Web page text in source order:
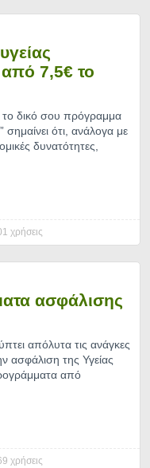
7,5€ το
το δικό σου πρόγραμμα
ότι, ανάλογα με
δυνατότητες,
χρήσεις
ασφάλισης
απόλυτα τις ανάγκες
ασφάλιση της Υγείας
από
χρήσεις